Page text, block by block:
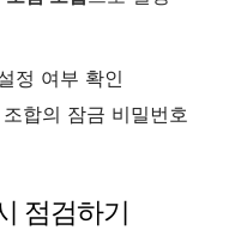
정 여부 확인
합의 잠금 비밀번호
점검하기